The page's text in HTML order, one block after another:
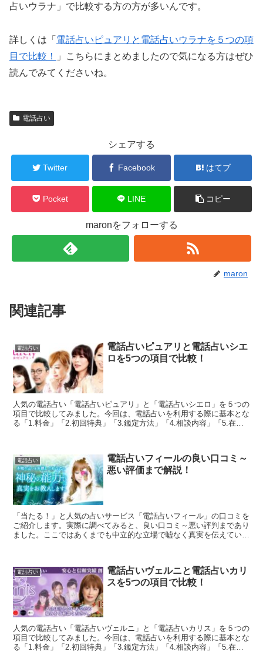
占いウラナ」で比較する方の方が多いんです。
詳しくは「 電話占いピュアリと電話占いウラナを５つの項
目で比較！
」こちらにまとめましたので気になる方はぜひ
読んでみてくださいね。
電話占い
シェアする
Twitter Facebook はてブ
Pocket LINE コピー
maronをフォローする
maron
関連記事
電話占い
電話占いピュアリと電話占いシエ
ロを5つの項目で比較！
人気の電話占い「電話占いピュアリ」と「電話占いシエロ」を５つの
項目で比較してみました。今回は、電話占いを利用する際に基本とな
る「1.料金」「2.初回特典」「3.鑑定方法」「4.相談内容」「5.在籍
電話占い
電話占いフィールの良い口コミ～
悪い評価まで解説！
「当たる！」と人気の占いサービス「電話占いフィール」の口コミを
ご紹介します。実際に調べてみると、良い口コミ～悪い評判まであり
ました。ここではあくまでも中立的な立場で嘘なく真実を伝えていけ
電話占い
電話占いヴェルニと電話占いカリ
スを5つの項目で比較！
人気の電話占い「電話占いヴェルニ」と「電話占いカリス」を５つの
項目で比較してみました。今回は、電話占いを利用する際に基本とな
る「1.料金」「2.初回特典」「3.鑑定方法」「4.相談内容」「5.在籍